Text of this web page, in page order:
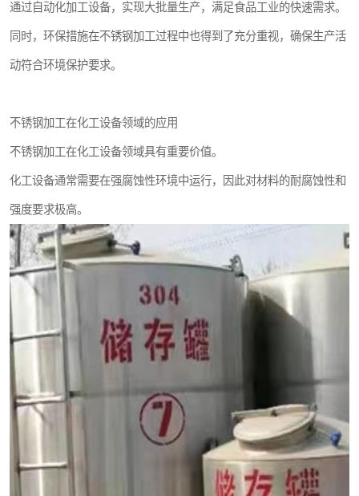
通过自动化加工设备，实现大批量生产，满足食品工业的快速需求。
同时，环保措施在不锈钢加工过程中也得到了充分重视，确保生产活
动符合环境保护要求。
不锈钢加工在化工设备领域的应用
不锈钢加工在化工设备领域具有重要价值。
化工设备通常需要在强腐蚀性环境中运行，因此对材料的耐腐蚀性和
强度要求极高。